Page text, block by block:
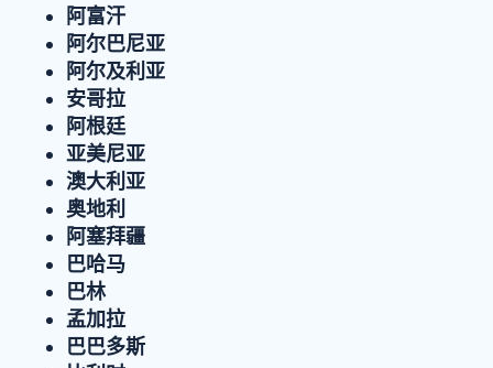
阿富汗
阿尔巴尼亚
阿尔及利亚
安哥拉
阿根廷
亚美尼亚
澳大利亚
奥地利
阿塞拜疆
巴哈马
巴林
孟加拉
巴巴多斯